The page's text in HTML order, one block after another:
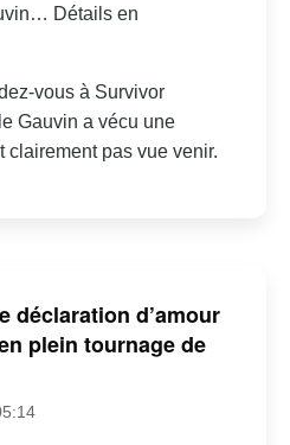
Détails en
vous à Survivor
Gauvin a vécu une
clairement pas vue venir.
déclaration d’amour
plein tournage de